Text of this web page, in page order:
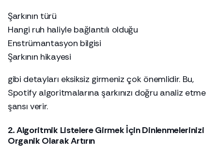
Şarkının türü
Hangi ruh haliyle bağlantılı olduğu
Enstrümantasyon bilgisi
Şarkının hikayesi
gibi detayları eksiksiz girmeniz çok önemlidir. Bu,
Spotify algoritmalarına şarkınızı doğru analiz etme
şansı verir.
2. Algoritmik Listelere Girmek İçin Dinlenmelerinizi
Organik Olarak Artırın